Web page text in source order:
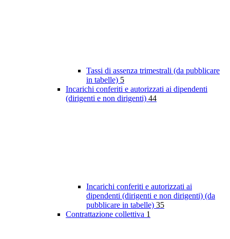
Tassi di assenza trimestrali (da pubblicare
in tabelle) 5
Incarichi conferiti e autorizzati ai dipendenti
(dirigenti e non dirigenti) 44
Incarichi conferiti e autorizzati ai
dipendenti (dirigenti e non dirigenti) (da
pubblicare in tabelle) 35
Contrattazione collettiva 1